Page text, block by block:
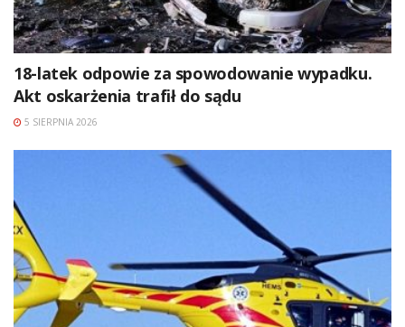
18-latek odpowie za spowodowanie wypadku.
Akt oskarżenia trafił do sądu
5 SIERPNIA 2026